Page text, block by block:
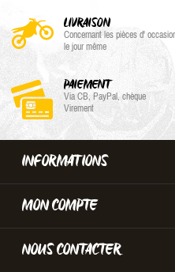
LIVRAISON
Concernant les pièces d'
le jour même
PAIEMENT
Via CB, PayPal, chèque
Virement
INFORMATIONS
MON COMPTE
NOUS CONTACTER